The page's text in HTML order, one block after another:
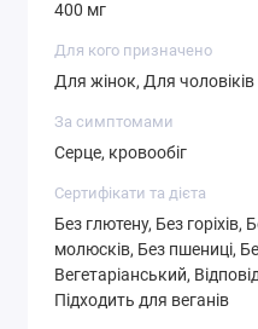
(рослинний джерело).
Не справляється з
соєю, молоком, яйцем,
інгредієнтами горіха.
яка обробляє інші
попередження
Продукт може
Не вживати в їжу
400 мг
Для кого призначено
Для жінок, Для чоловіків
За симптомами
Серце, кровообіг
Сертифікати та дієта
Без глютену, Без
молюсків, Без пшениці,
Вегетаріанський,
Підходить для веганів